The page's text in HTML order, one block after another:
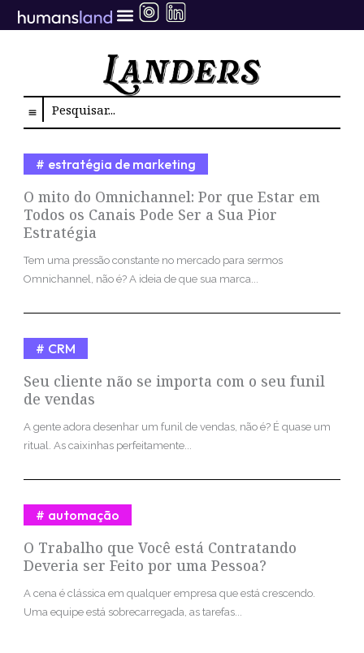
para
Search
O mito do Omnichannel: Por que Estar em
Todos os Canais Pode Ser a Sua Pior
Estratégia
estratégia de marketing
Tem uma pressão constante no mercado para sermos
Omnichannel, não é? A ideia de que sua marca...
Seu cliente não se importa com o seu funil
de vendas
CRM
A gente adora desenhar um funil de vendas, não é? É quase um
ritual. As caixinhas perfeitamente...
O Trabalho que Você está Contratando
Deveria ser Feito por uma Pessoa?
automação
A cena é clássica em qualquer empresa que está crescendo.
Uma equipe está sobrecarregada, as tarefas...